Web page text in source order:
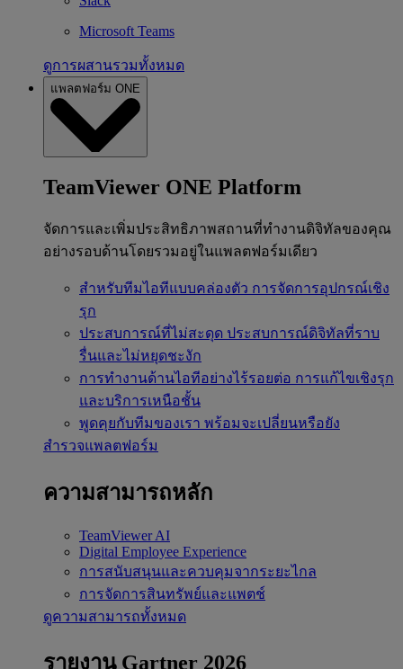
Microsoft Teams
ดูการผสานรวมทั้งหมด
แพลตฟอร์ม ONE
TeamViewer ONE Platform
จัดการและเพิ่มประสิทธิภาพสถานที่ทำงานดิจิทัลของคุณ
อย่างรอบด้านโดยรวมอยู่ในแพลตฟอร์มเดียว
สำหรับทีมไอทีแบบคล่องตัว การจัดการอุปกรณ์เชิง
รุก
ประสบการณ์ที่ไม่สะดุด ประสบการณ์ดิจิทัลที่ราบ
รื่นและไม่หยุดชะงัก
การทำงานด้านไอทีอย่างไร้รอยต่อ การแก้ไขเชิงรุก
และบริการเหนือชั้น
พูดคุยกับทีมของเรา พร้อมจะเปลี่ยนหรือยัง
สำรวจแพลตฟอร์ม
ความสามารถหลัก
TeamViewer AI
Digital Employee Experience
การสนับสนุนและควบคุมจากระยะไกล
การจัดการสินทรัพย์และแพตช์
ดูความสามารถทั้งหมด
รายงาน Gartner 2026